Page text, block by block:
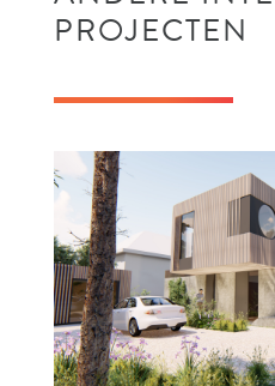
PROJECTEN